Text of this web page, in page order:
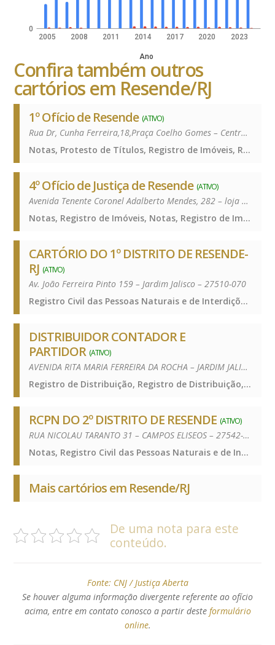
2005 2008 2011 2014 2017 2020 2023
Ano
0
Confira também outros
cartórios em Resende/RJ
1º Ofício de Resende (ATIVO)
Rua Dr, Cunha Ferreira,18,Praça Coelho Gomes – Centro – 27511-230
Notas, Protesto de Títulos, Registro de Imóveis, Registro de Títulos e Documentos e Civis das Pessoas Jurídicas, Notas, Protesto de Títulos, Registro de Imóveis, Registro de Títulos e Documentos e Civis das Pessoas Jurídicas, Notas, Protesto de Títulos, Registro de Imóveis, Registro de Títulos e Documentos e Civis das Pessoas Jurídicas
4º Ofício de Justiça de Resende (ATIVO)
Avenida Tenente Coronel Adalberto Mendes, 282 – loja – Vila Santa Cecília – 27520-302
Notas, Registro de Imóveis, Notas, Registro de Imóveis, Notas, Registro de Imóveis
CARTÓRIO DO 1º DISTRITO DE RESENDE-
RJ (ATIVO)
Av. João Ferreira Pinto 159 – Jardim Jalisco – 27510-070
Registro Civil das Pessoas Naturais e de Interdições e Tutelas, Registro Civil das Pessoas Naturais e de Interdições e Tutelas, Registro Civil das Pessoas Naturais e de Interdições e Tutelas
DISTRIBUIDOR CONTADOR E
PARTIDOR (ATIVO)
AVENIDA RITA MARIA FERREIRA DA ROCHA – JARDIM JALISCO – 27510-060
Registro de Distribuição, Registro de Distribuição, Registro de Distribuição
RCPN DO 2º DISTRITO DE RESENDE (ATIVO)
RUA NICOLAU TARANTO 31 – CAMPOS ELISEOS – 27542-020
Notas, Registro Civil das Pessoas Naturais e de Interdições e Tutelas, Notas, Registro Civil das Pessoas Naturais e de Interdições e Tutelas, Notas, Registro Civil das Pessoas Naturais e de Interdições e Tutelas
Mais cartórios em Resende/RJ
De uma nota para este
conteúdo.
Fonte: CNJ / Justiça Aberta
Se houver alguma informação divergente referente ao ofício
acima, entre em contato conosco a partir deste formulário
online.